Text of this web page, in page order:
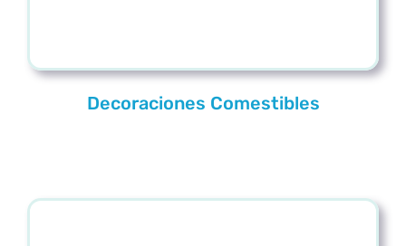
Decoraciones Comestibles